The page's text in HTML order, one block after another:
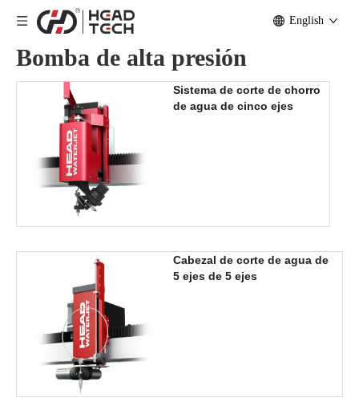
English
Bomba de alta presión
Sistema de corte de chorro
de agua de cinco ejes
Cabezal de corte de agua de
5 ejes de 5 ejes